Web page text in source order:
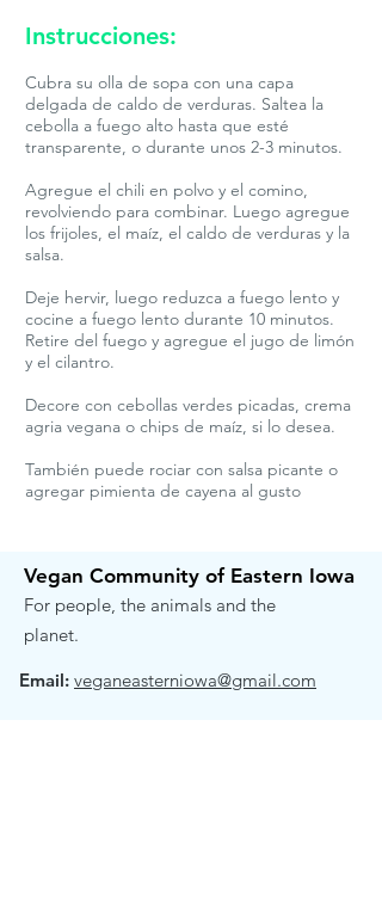
Instrucciones:
Cubra su olla de sopa con una capa
delgada de caldo de verduras. Saltea la
cebolla a fuego alto hasta que esté
transparente, o durante unos 2-3 minutos.
Agregue el chili en polvo y el comino,
revolviendo para combinar. Luego agregue
los frijoles, el maíz, el caldo de verduras y la
salsa.
Deje hervir, luego reduzca a fuego lento y
cocine a fuego lento durante 10 minutos.
Retire del fuego y agregue el jugo de limón
y el cilantro.
Decore con cebollas verdes picadas, crema
agria vegana o chips de maíz, si lo desea.
También puede rociar con salsa picante o
agregar pimienta de cayena al gusto
Vegan Community of Eastern Iowa
For people, the animals and the
planet.
Email: veganeasterniowa@gmail.com